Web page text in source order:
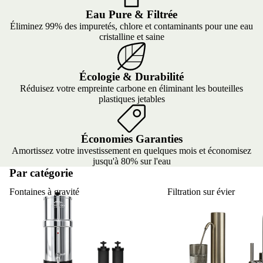
Eau Pure & Filtrée
Éliminez 99% des impuretés, chlore et contaminants pour une eau
cristalline et saine
Écologie & Durabilité
Réduisez votre empreinte carbone en éliminant les bouteilles
plastiques jetables
Économies Garanties
Amortissez votre investissement en quelques mois et économisez
jusqu'à 80% sur l'eau
Par catégorie
Fontaines à gravité Filtration sur évier